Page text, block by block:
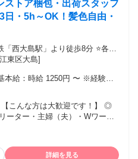
期間
トで安心して働きたい方 ・
！」等の稼ぐ以外の目的意識
ストア梱包・出荷スタッフ
・5h～OK！髪色自由・
「西大島駅」より徒歩8分 ⭐各線
東区大島]
：時給 1250円 〜 ※経験・
ーター・主婦（夫）・Wワーク
楽しめる方 ◎贈り物の包装や商
詳細を見る